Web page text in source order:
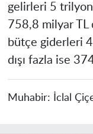
gelirleri 5 trilyon
758,8 milyar TL
bütçe giderleri
dışı fazla ise
Muhabir: İclal